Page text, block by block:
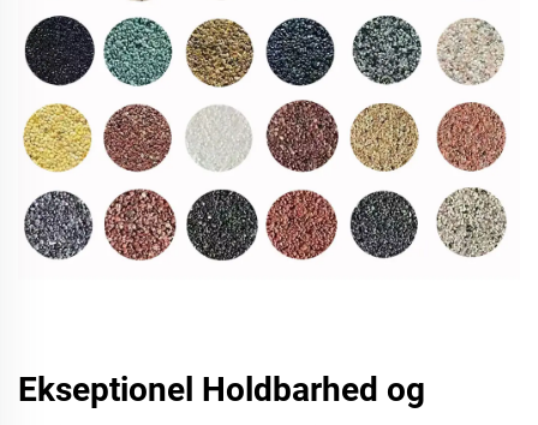
Ekseptionel Holdbarhed og